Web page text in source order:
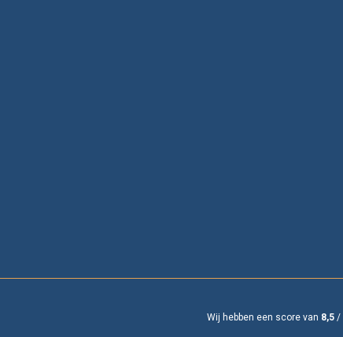
Wij hebben een score van 8,5 /